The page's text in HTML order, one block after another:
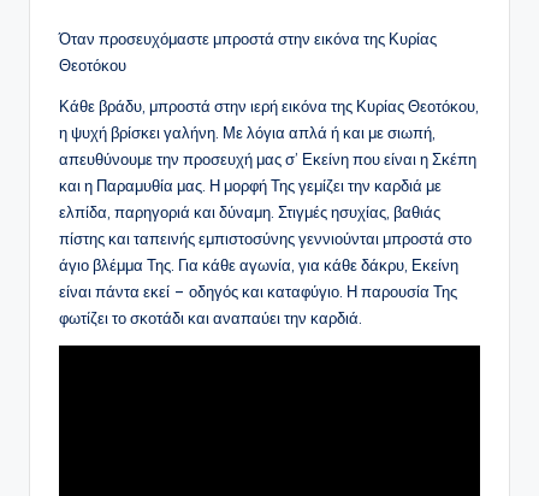
Όταν προσευχόμαστε μπροστά στην εικόνα της Κυρίας
Θεοτόκου
Κάθε βράδυ, μπροστά στην ιερή εικόνα της Κυρίας Θεοτόκου,
η ψυχή βρίσκει γαλήνη. Με λόγια απλά ή και με σιωπή,
απευθύνουμε την προσευχή μας σ’ Εκείνη που είναι η Σκέπη
και η Παραμυθία μας. Η μορφή Της γεμίζει την καρδιά με
ελπίδα, παρηγοριά και δύναμη. Στιγμές ησυχίας, βαθιάς
πίστης και ταπεινής εμπιστοσύνης γεννιούνται μπροστά στο
άγιο βλέμμα Της. Για κάθε αγωνία, για κάθε δάκρυ, Εκείνη
είναι πάντα εκεί – οδηγός και καταφύγιο. Η παρουσία Της
φωτίζει το σκοτάδι και αναπαύει την καρδιά.